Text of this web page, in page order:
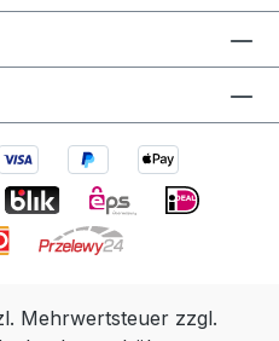
Mehrwertsteuer zzgl.